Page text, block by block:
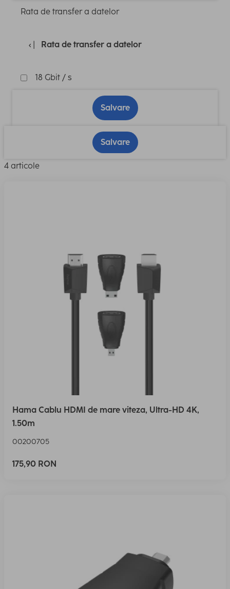
Rata de transfer a datelor
Rata de transfer a datelor
18 Gbit / s
Salvare
Salvare
4 articole
Hama Cablu HDMI de mare viteza, Ultra-HD 4K,
1.50m
00200705
175,90 RON